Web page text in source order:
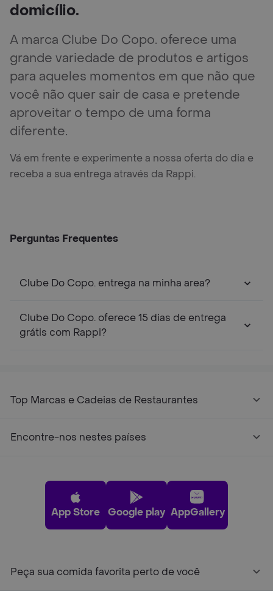
domicílio.
A marca Clube Do Copo. oferece uma
grande variedade de produtos e artigos
para aqueles momentos em que não que
você não quer sair de casa e pretende
aproveitar o tempo de uma forma
diferente.
Vá em frente e experimente a nossa oferta do dia e
receba a sua entrega através da Rappi.
Perguntas Frequentes
Clube Do Copo. entrega na minha area?
Clube Do Copo. oferece 15 dias de entrega
grátis com Rappi?
Top Marcas e Cadeias de Restaurantes
Encontre-nos nestes países
App Store Google play AppGallery
Peça sua comida favorita perto de você